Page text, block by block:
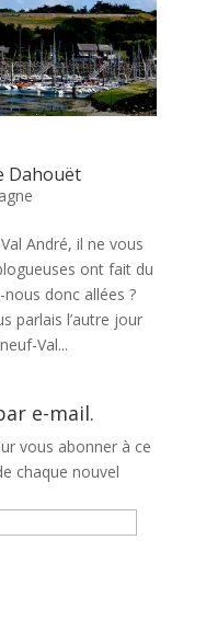
Dahouët
André, il ne vous
ont fait du
donc allées ?
parlais l’autre jour
Val...
e-mail.
vous abonner à ce
chaque nouvel